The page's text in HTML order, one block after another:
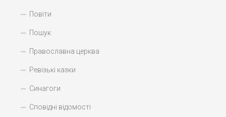
Повіти
Пошук
Православна церква
Ревізькі казки
Синагоги
Сповідні відомості